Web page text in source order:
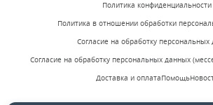
Политика конфиденциальности
Политика в отношении обработки
Согласие на обработку персональных
Согласие на обработку персональных данных
Доставка и оплатаПомощь